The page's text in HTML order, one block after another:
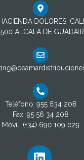
DOLORES,
ALCALA DE
Teléfono: 955 634 208
Fax: 95 56 34 208
Móvil: (+34) 690 109 029